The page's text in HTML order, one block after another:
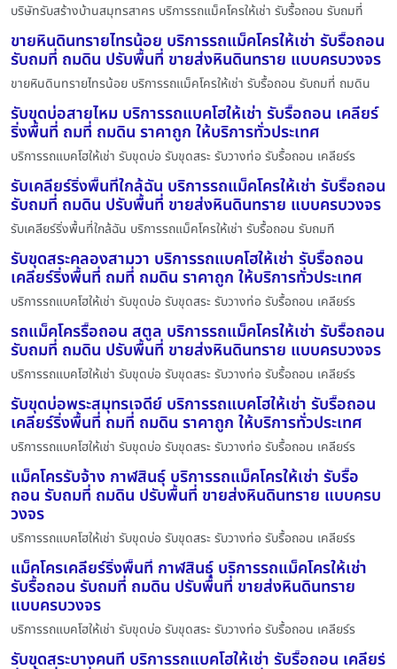
บริษัทรับสร้างบ้านสมุทรสาคร บริการรถแม็คโครให้เช่า รับรื้อถอน รับถมที่
ขายหินดินทรายไทรน้อย บริการรถแม็คโครให้เช่า รับรื้อถอน
รับถมที่ ถมดิน ปรับพื้นที่ ขายส่งหินดินทราย แบบครบวงจร
ขายหินดินทรายไทรน้อย บริการรถแม็คโครให้เช่า รับรื้อถอน รับถมที่ ถมดิน
รับขุดบ่อสายไหม บริการรถแบคโฮให้เช่า รับรื้อถอน เคลียร์
ริ่งพื้นที่ ถมที่ ถมดิน ราคาถูก ให้บริการทั่วประเทศ
บริการรถแบคโฮให้เช่า รับขุดบ่อ รับขุดสระ รับวางท่อ รับรื้อถอน เคลียร์ร
รับเคลียร์ริ่งพื้นที่ใกล้ฉัน บริการรถแม็คโครให้เช่า รับรื้อถอน
รับถมที่ ถมดิน ปรับพื้นที่ ขายส่งหินดินทราย แบบครบวงจร
รับเคลียร์ริ่งพื้นที่ใกล้ฉัน บริการรถแม็คโครให้เช่า รับรื้อถอน รับถมที
รับขุดสระคลองสามวา บริการรถแบคโฮให้เช่า รับรื้อถอน
เคลียร์ริ่งพื้นที่ ถมที่ ถมดิน ราคาถูก ให้บริการทั่วประเทศ
บริการรถแบคโฮให้เช่า รับขุดบ่อ รับขุดสระ รับวางท่อ รับรื้อถอน เคลียร์ร
รถแม็คโครรื้อถอน สตูล บริการรถแม็คโครให้เช่า รับรื้อถอน
รับถมที่ ถมดิน ปรับพื้นที่ ขายส่งหินดินทราย แบบครบวงจร
บริการรถแบคโฮให้เช่า รับขุดบ่อ รับขุดสระ รับวางท่อ รับรื้อถอน เคลียร์ร
รับขุดบ่อพระสมุทรเจดีย์ บริการรถแบคโฮให้เช่า รับรื้อถอน
เคลียร์ริ่งพื้นที่ ถมที่ ถมดิน ราคาถูก ให้บริการทั่วประเทศ
บริการรถแบคโฮให้เช่า รับขุดบ่อ รับขุดสระ รับวางท่อ รับรื้อถอน เคลียร์ร
แม็คโครรับจ้าง กาฬสินธุ์ บริการรถแม็คโครให้เช่า รับรื้อ
ถอน รับถมที่ ถมดิน ปรับพื้นที่ ขายส่งหินดินทราย แบบครบ
วงจร
บริการรถแบคโฮให้เช่า รับขุดบ่อ รับขุดสระ รับวางท่อ รับรื้อถอน เคลียร์ร
แม็คโครเคลียร์ริ่งพื้นที่ กาฬสินธุ์ บริการรถแม็คโครให้เช่า
รับรื้อถอน รับถมที่ ถมดิน ปรับพื้นที่ ขายส่งหินดินทราย
แบบครบวงจร
บริการรถแบคโฮให้เช่า รับขุดบ่อ รับขุดสระ รับวางท่อ รับรื้อถอน เคลียร์ร
รับขุดสระบางคนที บริการรถแบคโฮให้เช่า รับรื้อถอน เคลียร์